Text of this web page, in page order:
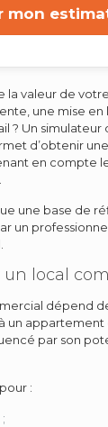
mon
la valeur de
une mise en
? Un simulateur
d’obtenir
en compte
une base de
un
local
dépend
un appartement
par son
: